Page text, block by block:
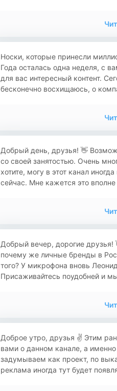
​​Носки, которые принесли
Года осталась одна неделя, с
для вас интересный контент.
бесконечно восхищаюсь, о
Добрый день, друзья! 👋
со своей занятостью. Очень
хотите, могу в этот канал
сейчас. Мне кажется это вполне
​​Добрый вечер, дорогие друзья!
почему же личные бренды в
того? У микрофона вновь
Присаживайтесь поудобней и
​​Доброе утро, друзья ✌️ Этим
вами о данном канале, а
задумываем как проект, по
реклама иногда тут будет